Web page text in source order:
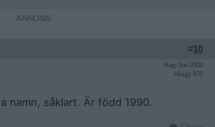
#10
Reg: Jun 2008
Inlägg: 870
namn, såklart. Är född 1990.